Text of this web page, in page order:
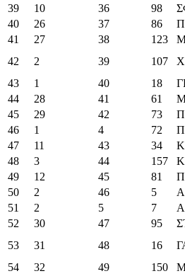
39
10 36 98
40
26 37 86
41
27 38 123
42
2 39 107
43
1 40 18
44
28 41 61
45
29 42 73
46
1 4 72
47
11 43 34
48
3 44 157
49
12 45 81
50
2 46 5
51
2 5 7
52
30 47 95
53
31 48 16
54
32 49 150